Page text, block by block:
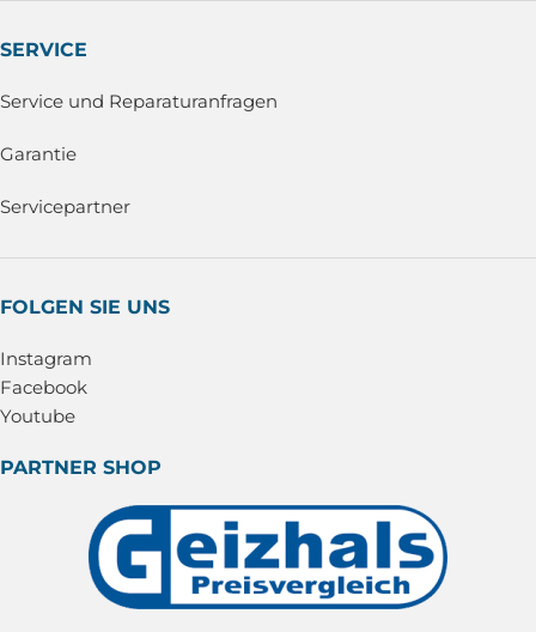
SERVICE
Service und Reparaturanfragen
Garantie
Servicepartner
FOLGEN SIE UNS
Instagram
Facebook
Youtube
PARTNER SHOP